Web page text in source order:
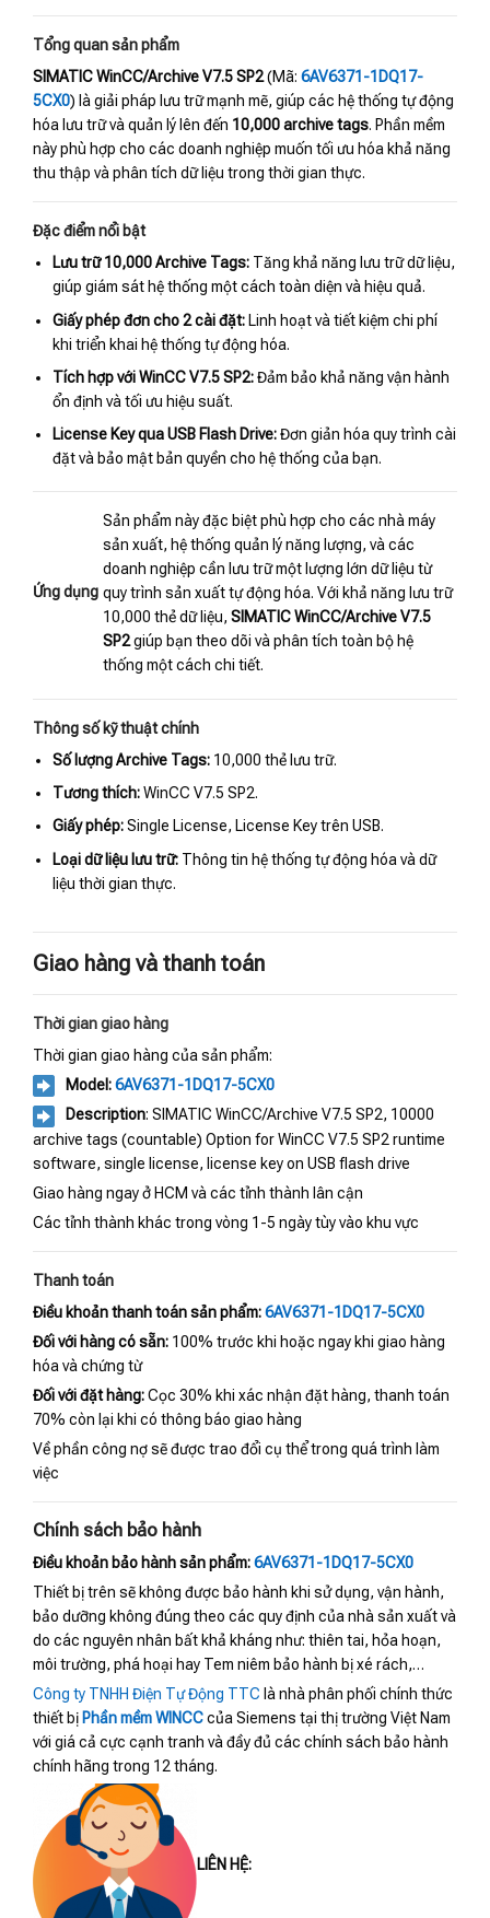
Tổng quan sản phẩm
SIMATIC WinCC/Archive V7.5 SP2(Mã: 6AV6371-1DQ17-
5CX0) là giải pháp lưu trữ mạnh mẽ, giúp các hệ thống tự động
hóa lưu trữ và quản lý lên đến 10,000 archive tags. Phần mềm
này phù hợp cho các doanh nghiệp muốn tối ưu hóa khả năng
thu thập và phân tích dữ liệu trong thời gian thực.
Đặc điểm nổi bật
Lưu trữ 10,000 Archive Tags: Tăng khả năng lưu trữ dữ liệu,
giúp giám sát hệ thống một cách toàn diện và hiệu quả.
Giấy phép đơn cho 2 cài đặt: Linh hoạt và tiết kiệm chi phí
khi triển khai hệ thống tự động hóa.
Tích hợp với WinCC V7.5 SP2:Đảm bảo khả năng vận hành
ổn định và tối ưu hiệu suất.
License Key qua USB Flash Drive:Đơn giản hóa quy trình cài
đặt và bảo mật bản quyền cho hệ thống của bạn.
Ứng dụng
Sản phẩm này đặc biệt phù hợp cho các nhà máy
sản xuất, hệ thống quản lý năng lượng, và các
doanh nghiệp cần lưu trữ một lượng lớn dữ liệu từ
quy trình sản xuất tự động hóa. Với khả năng lưu trữ
10,000 thẻ dữ liệu,SIMATIC WinCC/Archive V7.5
SP2giúp bạn theo dõi và phân tích toàn bộ hệ
thống một cách chi tiết.
Thông số kỹ thuật chính
Số lượng Archive Tags: 10,000 thẻ lưu trữ.
Tương thích:WinCC V7.5 SP2.
Giấy phép:Single License, License Key trên USB.
Loại dữ liệu lưu trữ: Thông tin hệ thống tự động hóa và dữ
liệu thời gian thực.
Giao hàng và thanh toán
Thời gian giao hàng
Thời gian giao hàng của sản phẩm:
Model:6AV6371-1DQ17-5CX0
Description: SIMATIC WinCC/Archive V7.5 SP2, 10000
archive tags (countable) Option for WinCC V7.5 SP2 runtime
software, single license, license key on USB flash drive
Giao hàng ngay ở HCM và các tỉnh thành lân cận
Các tỉnh thành khác trong vòng 1-5 ngày tùy vào khu vực
Thanh toán
Điều khoản thanh toán sản phẩm:6AV6371-1DQ17-5CX0
Đối với hàng có sẵn: 100% trước khi hoặc ngay khi giao hàng
hóa và chứng từ
Đối với đặt hàng:Cọc 30% khi xác nhận đặt hàng, thanh toán
70% còn lại khi có thông báo giao hàng
Về phần công nợ sẽ được trao đổi cụ thể trong quá trình làm
việc
Chính sách bảo hành
Điều khoản bảo hành sản phẩm:6AV6371-1DQ17-5CX0
Thiết bị trên sẽ không được bảo hành khi sử dụng, vận hành,
bảo dưỡng không đúng theo các quy định của nhà sản xuất và
do các nguyên nhân bất khả kháng như: thiên tai, hỏa hoạn,
môi trường, phá hoại hay Tem niêm bảo hành bị xé rách,…
Công ty TNHH Điện Tự Động TTC là nhà phân phối chính thức
thiết bị Phần mềm WINCCcủa Siemens tại thị trường Việt Nam
với giá cả cực cạnh tranh và đầy đủ các chính sách bảo hành
chính hãng trong 12 tháng.
LIÊN HỆ: